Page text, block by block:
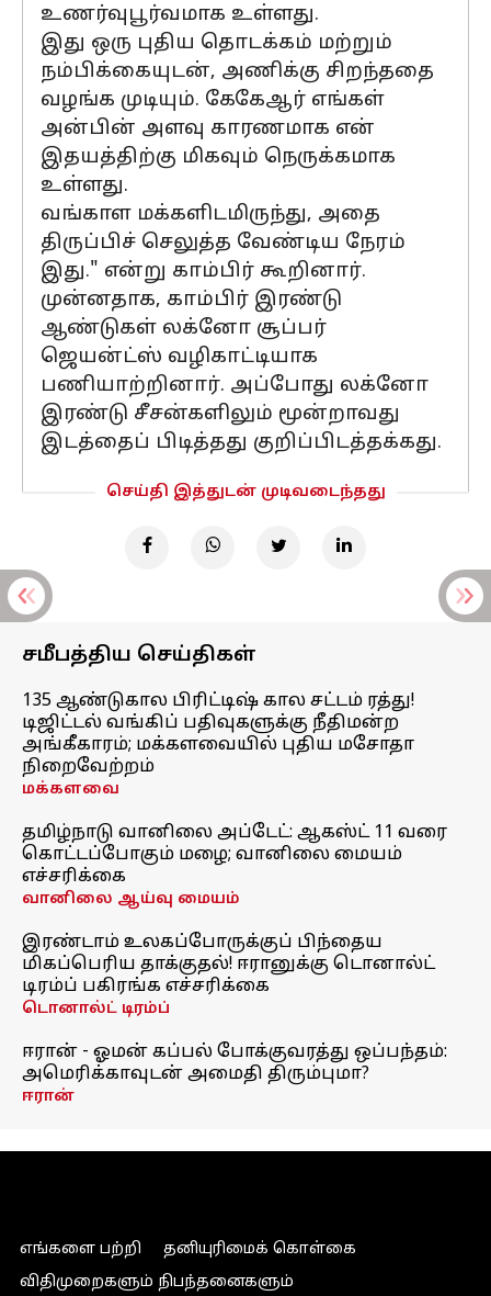
உணர்வுபூர்வமாக உள்ளது.
இது ஒரு புதிய தொடக்கம் மற்றும்
நம்பிக்கையுடன், அணிக்கு சிறந்ததை
வழங்க முடியும். கேகேஆர் எங்கள்
அன்பின் அளவு காரணமாக என்
இதயத்திற்கு மிகவும் நெருக்கமாக
உள்ளது.
வங்காள மக்களிடமிருந்து, அதை
திருப்பிச் செலுத்த வேண்டிய நேரம்
இது." என்று காம்பிர் கூறினார்.
முன்னதாக, காம்பிர் இரண்டு
ஆண்டுகள் லக்னோ சூப்பர்
ஜெயன்ட்ஸ் வழிகாட்டியாக
பணியாற்றினார். அப்போது லக்னோ
இரண்டு சீசன்களிலும் மூன்றாவது
இடத்தைப் பிடித்தது குறிப்பிடத்தக்கது.
செய்தி இத்துடன் முடிவடைந்தது
சமீபத்திய செய்திகள்
135 ஆண்டுகால பிரிட்டிஷ் கால சட்டம் ரத்து!
டிஜிட்டல் வங்கிப் பதிவுகளுக்கு நீதிமன்ற
அங்கீகாரம்; மக்களவையில் புதிய மசோதா
நிறைவேற்றம்
மக்களவை
தமிழ்நாடு வானிலை அப்டேட்: ஆகஸ்ட் 11 வரை
கொட்டப்போகும் மழை; வானிலை மையம்
எச்சரிக்கை
வானிலை ஆய்வு மையம்
இரண்டாம் உலகப்போருக்குப் பிந்தைய
மிகப்பெரிய தாக்குதல்! ஈரானுக்கு டொனால்ட்
டிரம்ப் பகிரங்க எச்சரிக்கை
டொனால்ட் டிரம்ப்
ஈரான் - ஓமன் கப்பல் போக்குவரத்து ஒப்பந்தம்:
அமெரிக்காவுடன் அமைதி திரும்புமா?
ஈரான்
எங்களை பற்றி
தனியுரிமைக் கொள்கை
விதிமுறைகளும் நிபந்தனைகளும்